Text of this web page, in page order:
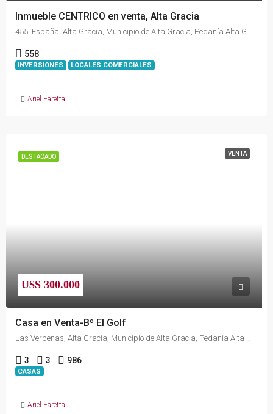
Inmueble CENTRICO en venta, Alta Gracia
455, España, Alta Gracia, Municipio de Alta Gracia, Pedanía Alta Gracia, Departamento Santa María, Córdoba, X5186, Argentina
558
INVERSIONES LOCALES COMERCIALES
Ariel Faretta
DESTACADO VENTA
U$S 300.000
Casa en Venta-Bº El Golf
3 3 986
CASAS
Ariel Faretta